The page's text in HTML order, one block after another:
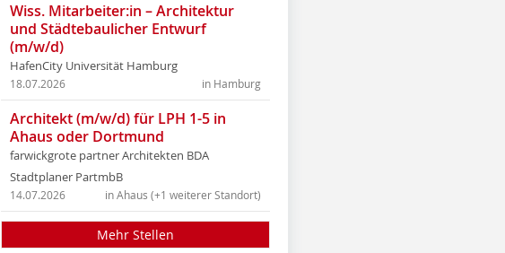
Wiss. Mitarbeiter:in – Architektur
und Städtebaulicher Entwurf
(m/w/d)
HafenCity Universität Hamburg
in Hamburg
18.07.2026
Architekt (m/w/d) für LPH 1-5 in
Ahaus oder Dortmund
farwickgrote partner Architekten BDA
Stadtplaner PartmbB
in Ahaus (+1 weiterer Standort)
14.07.2026
Mehr Stellen